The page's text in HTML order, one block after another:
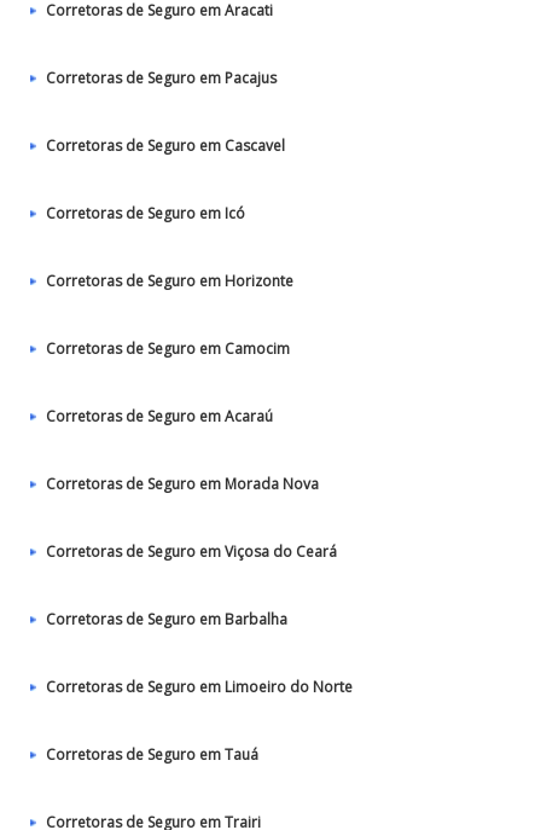
Corretoras de Seguro em Aracati
Corretoras de Seguro em Pacajus
Corretoras de Seguro em Cascavel
Corretoras de Seguro em Icó
Corretoras de Seguro em Horizonte
Corretoras de Seguro em Camocim
Corretoras de Seguro em Acaraú
Corretoras de Seguro em Morada Nova
Corretoras de Seguro em Viçosa do Ceará
Corretoras de Seguro em Barbalha
Corretoras de Seguro em Limoeiro do Norte
Corretoras de Seguro em Tauá
Corretoras de Seguro em Trairi